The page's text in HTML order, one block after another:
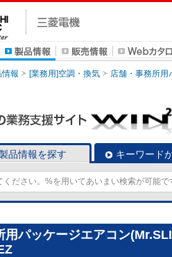
情報 [業務用]空調・換気 店舗・事務所用
品情報を探す キーワード
用パッケージエアコン